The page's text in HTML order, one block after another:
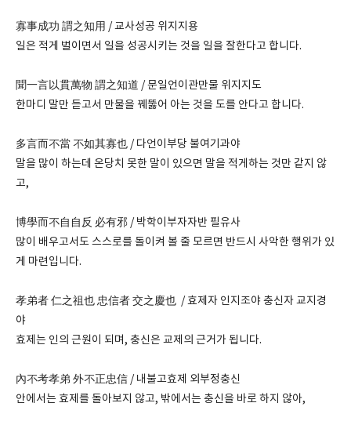
寡事成功 謂之知用 / 교사성공 위지지용
일은 적게 벌이면서 일을 성공시키는 것을 일을 잘한다고 합니다.
聞一言以貫萬物 謂之知道 / 문일언이관만물 위지지도
한마디 말만 듣고서 만물을 꿰뚫어 아는 것을 도를 안다고 합니다.
多言而不當 不如其寡也 / 다언이부당 불여기과야
말을 많이 하는데 온당치 못한 말이 있으면 말을 적게하는 것만 같지 않
고,
博學而不自自反 必有邪 / 박학이부자자반 필유사
많이 배우고서도 스스로를 돌이켜 볼 줄 모르면 반드시 사악한 행위가 있
게 마련입니다.
孝弟者 仁之祖也 忠信者 交之慶也 / 효제자 인지조야 충신자 교지경
야
효제는 인의 근원이 되며, 충신은 교제의 근거가 됩니다.
內不考孝弟 外不正忠信 / 내불고효제 외부정충신
안에서는 효제를 돌아보지 않고, 밖에서는 충신을 바로 하지 않아,